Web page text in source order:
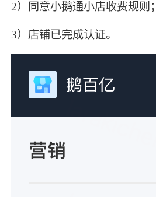
2）同意小鹅通小店收费规则；
3）店铺已完成认证。